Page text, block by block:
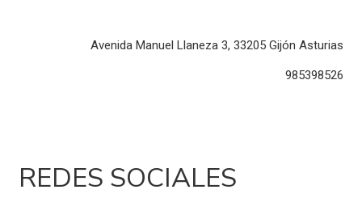
Avenida Manuel Llaneza 3, 33205 Gijón Asturias
985398526
REDES SOCIALES